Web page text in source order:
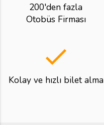
200'den fazla
Otobüs Firması
done
Kolay ve hızlı bilet alma